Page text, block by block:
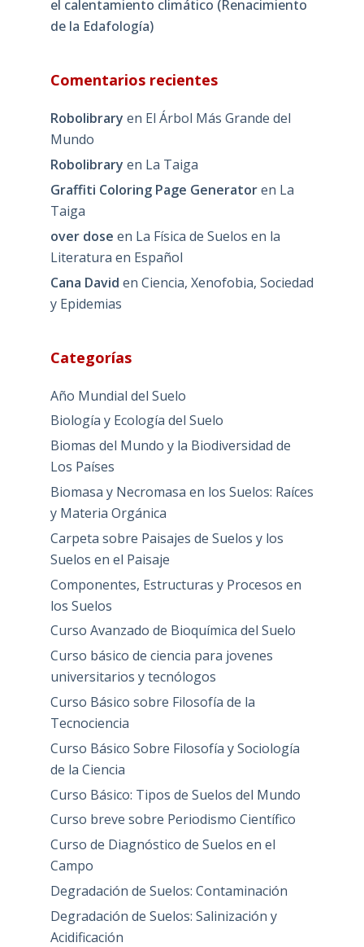
el calentamiento climático (Renacimiento
de la Edafología)
Comentarios recientes
Robolibrary en El Árbol Más Grande del
Mundo
Robolibrary en La Taiga
Graffiti Coloring Page Generatoren La
Taiga
over dose en La Física de Suelos en la
Literatura en Español
Cana David en Ciencia, Xenofobia, Sociedad
y Epidemias
Categorías
Año Mundial del Suelo
Biología y Ecología del Suelo
Biomas del Mundo y la Biodiversidad de
Los Países
Biomasa y Necromasa en los Suelos: Raíces
y Materia Orgánica
Carpeta sobre Paisajes de Suelos y los
Suelos en el Paisaje
Componentes, Estructuras y Procesos en
los Suelos
Curso Avanzado de Bioquímica del Suelo
Curso básico de ciencia para jovenes
universitarios y tecnólogos
Curso Básico sobre Filosofía de la
Tecnociencia
Curso Básico Sobre Filosofía y Sociología
de la Ciencia
Curso Básico: Tipos de Suelos del Mundo
Curso breve sobre Periodismo Científico
Curso de Diagnóstico de Suelos en el
Campo
Degradación de Suelos: Contaminación
Degradación de Suelos: Salinización y
Acidificación